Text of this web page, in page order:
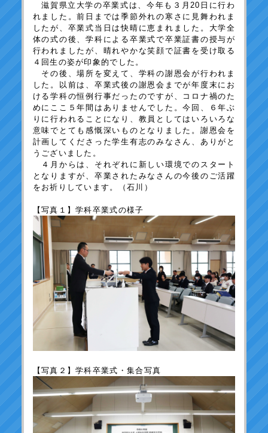
滋賀県立大学の卒業式は、今年も３月20日に行わ
れました。前日までは季節外れの寒さに見舞われま
したが、卒業式当日は快晴に恵まれました。大学全
体の式の後、学科による卒業式で卒業証書の授与が
行われましたが、晴れやかな笑顔で証書を受け取る
４回生の姿が印象的でした。
その後、場所を変えて、学科の謝恩会が行われま
した。以前は、卒業式後の謝恩会までが年度末にお
ける学科の恒例行事だったのですが、コロナ禍のた
めにここ５年間はありませんでした。今回、６年ぶ
りに行われることになり、教員としてはいろいろな
意味でとても感慨深いものとなりました。謝恩会を
計画してくださった学生有志のみなさん、ありがと
うございました。
４月からは、それぞれに新しい環境でのスタート
となりますが、卒業されたみなさんの今後のご活躍
をお祈りしています。（石川）
【写真１】学科卒業式の様子
【写真２】学科卒業式・集合写真